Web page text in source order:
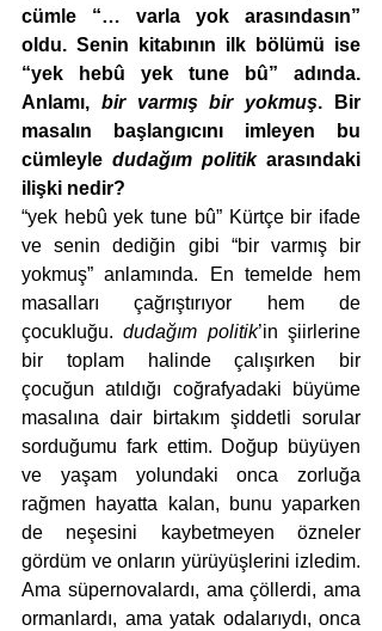
cümle “… varla yok arasındasın”
oldu. Senin kitabının ilk bölümü ise
“yek hebû yek tune bû” adında.
Anlamı, bir varmış bir yokmuş. Bir
masalın başlangıcını imleyen bu
cümleyle dudağım politik arasındaki
ilişki nedir?
“yek hebû yek tune bû” Kürtçe bir ifade
ve senin dediğin gibi “bir varmış bir
yokmuş” anlamında. En temelde hem
masalları çağrıştırıyor hem de
çocukluğu. dudağım politik’in şiirlerine
bir toplam halinde çalışırken bir
çocuğun atıldığı coğrafyadaki büyüme
masalına dair birtakım şiddetli sorular
sorduğumu fark ettim. Doğup büyüyen
ve yaşam yolundaki onca zorluğa
rağmen hayatta kalan, bunu yaparken
de neşesini kaybetmeyen özneler
gördüm ve onların yürüyüşlerini izledim.
Ama süpernovalardı, ama çöllerdi, ama
ormanlardı, ama yatak odalarıydı, onca